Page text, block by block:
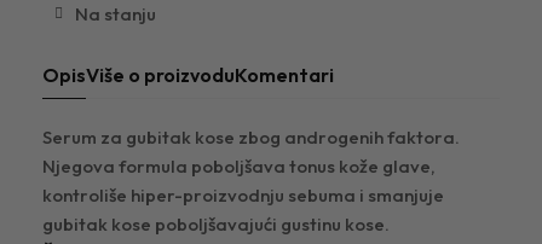
Na stanju
OpisViše o proizvoduKomentari
Serum za gubitak kose zbog androgenih faktora.
Njegova formula poboljšava tonus kože glave,
kontroliše hiper-proizvodnju sebuma i smanjuje
gubitak kose poboljšavajući gustinu kose.